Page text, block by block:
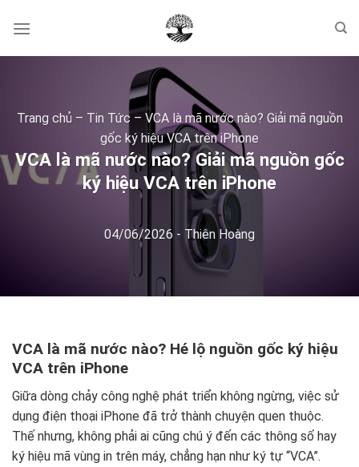
Trang chủ – Tin Tức – VCA là mã nước nào? Giải mã nguồn
gốc ký hiệu VCA trên iPhone
VCA là mã nước nào? Giải mã nguồn gốc
ký hiệu VCA trên iPhone
04/06/2026 - Thiên Hoàng
VCA là mã nước nào? Hé lộ nguồn gốc ký hiệu
VCA trên iPhone
Giữa dòng chảy công nghệ phát triển không ngừng, việc sử
dụng điện thoại iPhone đã trở thành chuyện quen thuộc.
Thế nhưng, không phải ai cũng chú ý đến các thông số hay
ký hiệu mã vùng in trên máy, chẳng hạn như ký tự “VCA”.